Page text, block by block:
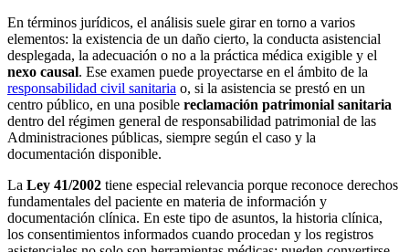
En términos jurídicos, el análisis suele girar en torno a varios
elementos: la existencia de un daño cierto, la conducta asistencial
desplegada, la adecuación o no a la práctica médica exigible y el
nexo causal. Ese examen puede proyectarse en el ámbito de la
responsabilidad civil sanitaria o, si la asistencia se prestó en un
centro público, en una posible reclamación patrimonial sanitaria
dentro del régimen general de responsabilidad patrimonial de las
Administraciones públicas, siempre según el caso y la
documentación disponible.
La Ley 41/2002 tiene especial relevancia porque reconoce derechos
fundamentales del paciente en materia de información y
documentación clínica. En este tipo de asuntos, la historia clínica,
los consentimientos informados cuando procedan y los registros